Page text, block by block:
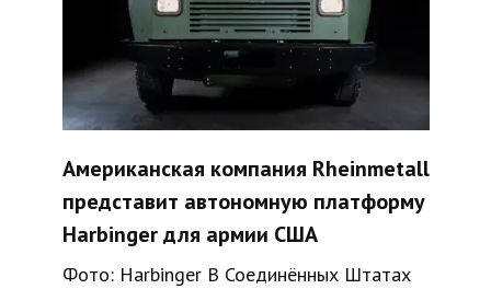
Американская компания Rheinmetall
представит автономную платформу
Harbinger для армии США
Фото: Harbinger В Соединённых Штатах